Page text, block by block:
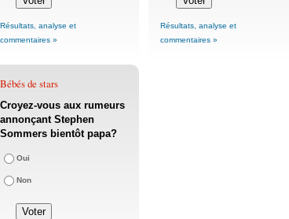
Résultats, analyse et
commentaires »
Résultats, analyse et
commentaires »
Bébés de stars
Croyez-vous aux rumeurs
annonçant Stephen
Sommers bientôt papa?
Oui
Non